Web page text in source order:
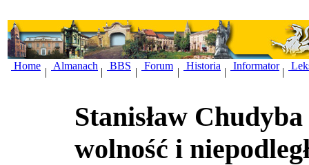
Home
|
Almanach
|
BBS
|
Forum
|
Historia
|
Informator
|
Stanisław
wolność i